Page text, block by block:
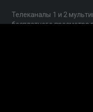
Телеканалы 1 и 2
бесплатного